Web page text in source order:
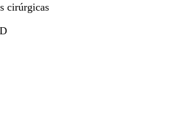
cirúrgicas